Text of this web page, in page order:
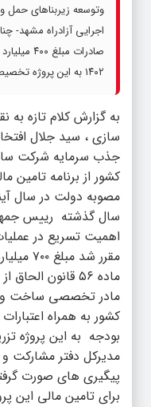
وتوسعه زیربناهای حمل
اجرایی آزادراه مشهد-
۱۴۰۲ به این پروژه تخصیص می یابد
به گزارش کلام تازه به
سازی ، سید جلال
جذب سرمایه شرکت
کشور از برنامه تامین
مصوبه دولت در سال
سال گذشته رییس
اهمیت تسریع در
مقرر
ماده ۵۶ قانون
مادر تخصصی ساخت
کشور به همراه
بودجه به این پروژه
مدیرکل دفتر مشارکت
پیگیری های صورت
برای تامین مالی این